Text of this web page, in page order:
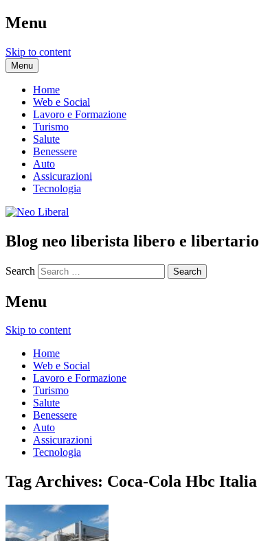
Menu
Skip to content
Menu
Home
Web e Social
Lavoro e Formazione
Turismo
Salute
Benessere
Auto
Assicurazioni
Tecnologia
Blog neo liberista libero e libertario
Search
Menu
Skip to content
Home
Web e Social
Lavoro e Formazione
Turismo
Salute
Benessere
Auto
Assicurazioni
Tecnologia
Tag Archives: Coca-Cola Hbc Italia